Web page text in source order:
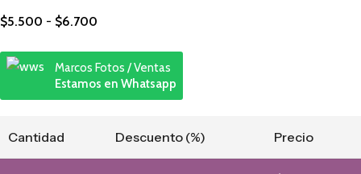
$5.500 - $6.700
Marcos Fotos / Ventas
Estamos en Whatsapp
Cantidad Descuento (%) Precio